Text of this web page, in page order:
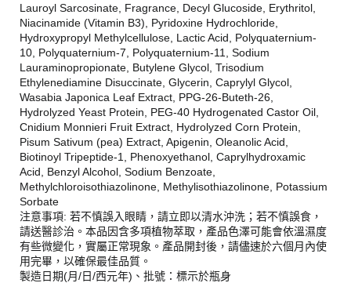
Lauroyl Sarcosinate, Fragrance, Decyl Glucoside, Erythritol,
Niacinamide (Vitamin B3), Pyridoxine Hydrochloride,
Hydroxypropyl Methylcellulose, Lactic Acid, Polyquaternium-
10, Polyquaternium-7, Polyquaternium-11, Sodium
Lauraminopropionate, Butylene Glycol, Trisodium
Ethylenediamine Disuccinate, Glycerin, Caprylyl Glycol,
Wasabia Japonica Leaf Extract, PPG-26-Buteth-26,
Hydrolyzed Yeast Protein, PEG-40 Hydrogenated Castor Oil,
Cnidium Monnieri Fruit Extract, Hydrolyzed Corn Protein,
Pisum Sativum (pea) Extract, Apigenin, Oleanolic Acid,
Biotinoyl Tripeptide-1, Phenoxyethanol, Caprylhydroxamic
Acid, Benzyl Alcohol, Sodium Benzoate,
Methylchloroisothiazolinone, Methylisothiazolinone, Potassium
Sorbate
注意事項: 若不慎誤入眼睛，請立即以清水沖洗；若不慎誤食，
請送醫診治。本品因含多項植物萃取，產品色澤可能會依溫濕度
有些微變化，實屬正常現象。產品開封後，請儘速於六個月內使
用完畢，以確保最佳品質。
製造日期(月/日/西元年)、批號：標示於瓶身